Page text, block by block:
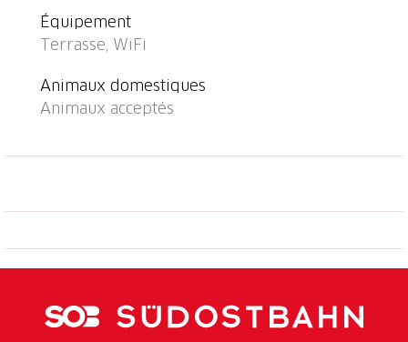
maison 10 m, téléphérique 5 km, télésiège 18 km.
École de ski d'enfants 8 km, ski de fond 13 km.
Attractions à proximité: Castelli di Bellinzona
(UNESCO), Mercato Bellinzona, sabato, Chiesa
Negrentino, Museo della Valle di Blenio, Museo Cà da
Lugano, Lago Maggiore, Lago di Luzzone, Lago Ritom,
noter: Déchargement et chargement des bagages à la
location de vacances. Route principale à proximité 50
Équipement
Terrasse, WiFi
Animaux domestiques
Animaux acceptés